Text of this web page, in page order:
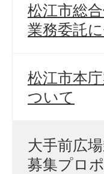
松江市総
業務委託
松江市本
ついて
大手前広
募集プロ